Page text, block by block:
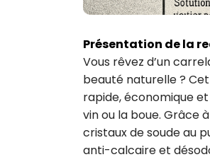
Présentation de la
Vous rêvez d’un
beauté naturelle ?
rapide, économique
vin ou la boue. Grâce
cristaux de soude au
anti-calcaire et